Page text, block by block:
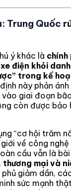
Trung Quốc
ý khác là chính
điện khỏi
trong kế
này phản
giai đoạn
còn được bảo
“cơ hội trăm
về công nghệ
cầu vẫn là
mại và
giảm dần,
sức mạnh